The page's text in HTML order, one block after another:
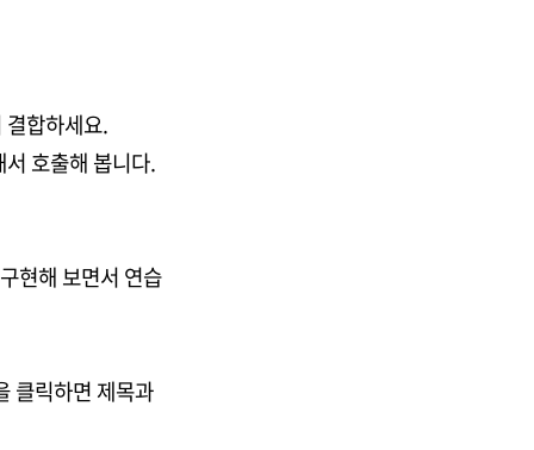
합하세요.
호출해 봅니다.
현해 보면서 연습
클릭하면 제목과